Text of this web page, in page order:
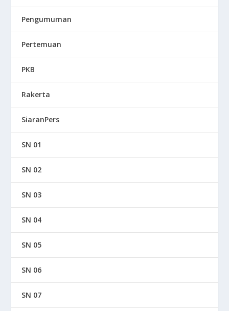
Pengumuman
Pertemuan
PKB
Rakerta
SiaranPers
SN 01
SN 02
SN 03
SN 04
SN 05
SN 06
SN 07